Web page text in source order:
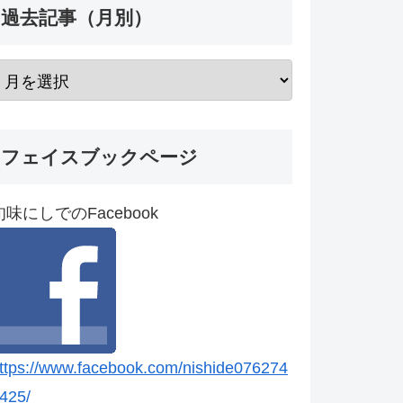
過去記事（月別）
フェイスブックページ
味にしでのFacebook
www.facebook.com/nishide076274